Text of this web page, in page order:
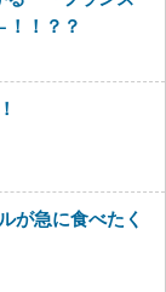
！？？
が急に食べたく